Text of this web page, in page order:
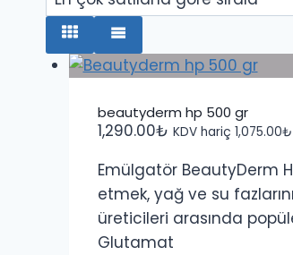
beautyderm hp 500 gr
1,290.00₺ KDV hariç 1,075.00₺
Emülgatör BeautyDerm
etmek, yağ ve su
üreticileri arasında
Glutamat